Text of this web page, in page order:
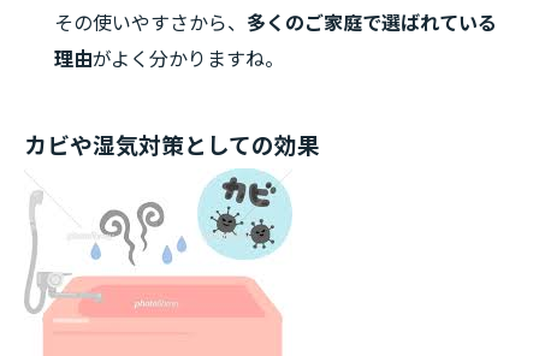
その使いやすさから、 多くのご家庭で選ばれている
理由がよく分かりますね。
カビや湿気対策としての効果